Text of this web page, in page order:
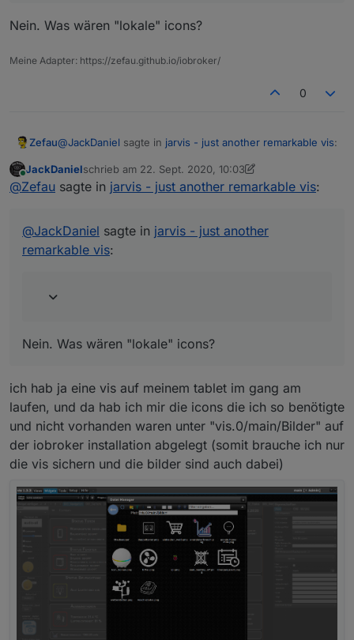
Icons angezeigt werden?
Nein. Was wären "lokale" icons?
Meine Adapter: https://zefau.github.io/iobroker/
0
Zefau@JackDaniel sagte in jarvis - just another remarkable vis:
kann man eigentlich "lokale" icons auch
Online
JackDanielschrieb am 22. Sept. 2020, 10:03
zuletzt editiert von JackDaniel
@Zefau sagte in jarvis - just another remarkable vis:
@JackDaniel sagte in jarvis - just another
remarkable vis:
Nein. Was wären "lokale" icons?
ich hab ja eine vis auf meinem tablet im gang am
laufen, und da hab ich mir die icons die ich so benötigte
und nicht vorhanden waren unter "vis.0/main/Bilder" auf
der iobroker installation abgelegt (somit brauche ich nur
die vis sichern und die bilder sind auch dabei)